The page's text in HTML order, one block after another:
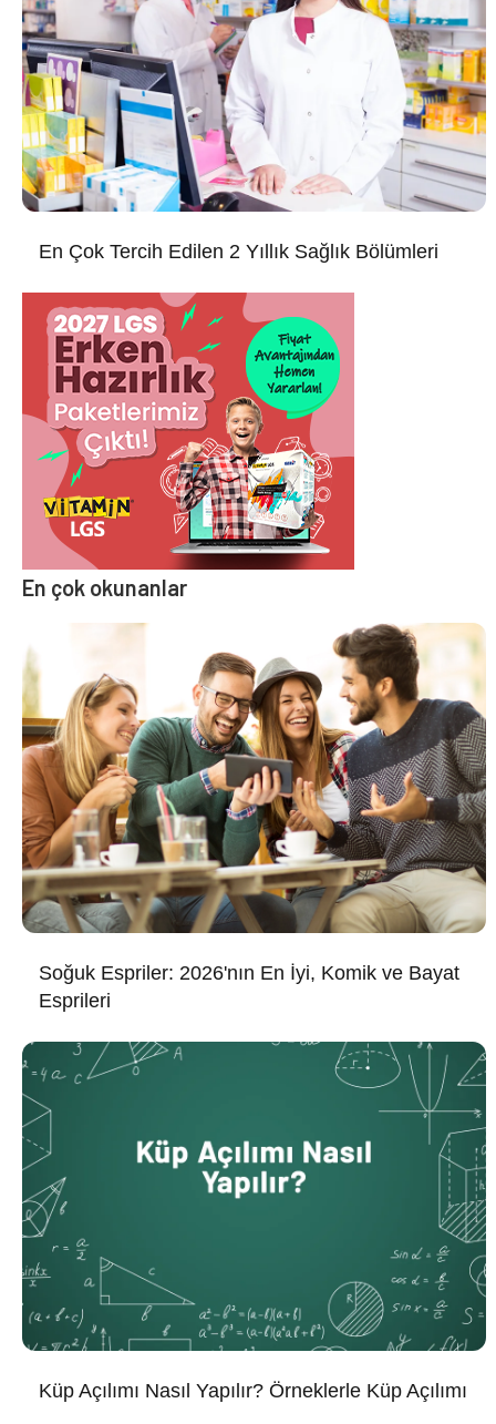
En Çok Tercih Edilen 2 Yıllık Sağlık Bölümleri
En çok okunanlar
Soğuk Espriler: 2026'nın En İyi, Komik ve Bayat
Esprileri
Küp Açılımı Nasıl Yapılır? Örneklerle Küp Açılımı